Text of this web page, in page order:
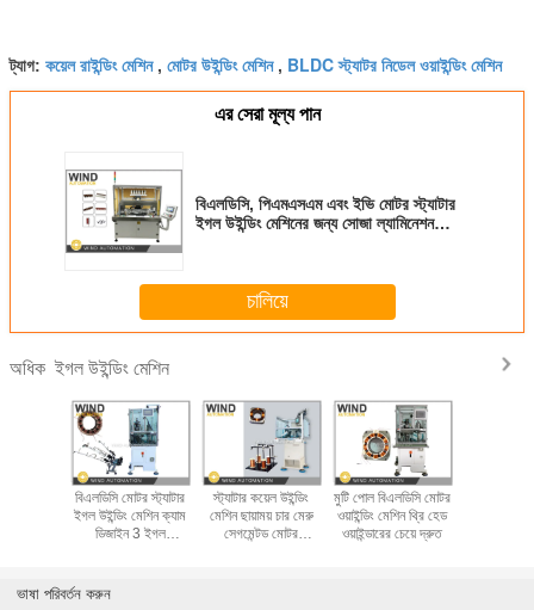
ট্যাগ: কয়েল রাইন্ডিং মেশিন, মোটর উইন্ডিং মেশিন, BLDC স্ট্যাটর নিডেল ওয়াইন্ডিং মেশিন
এর সেরা মূল্য পান
বিএলডিসি, পিএমএসএম এবং ইভি মোটর স্ট্যাটার
ইগল উইন্ডিং মেশিনের জন্য সোজা ল্যামিনেশন
চালিয়ে
অধিকইগল উইন্ডিং মেশিন
বিএলডিসি মোটর স্ট্যাটার
ইগল উইন্ডিং মেশিন ক্যাম
ডিজাইন 3 ইগল
স্ট্যাটার কয়েল উইন্ডিং
মেশিন ছায়াময় চার মেরু
সেগমেন্টড মোটর
মুটি পোল বিএলডিসি মোটর
ওয়াইন্ডিং মেশিন থ্রি হেড
ওয়াইন্ডারের চেয়ে দ্রুত
ভাষা পরিবর্তন করুন